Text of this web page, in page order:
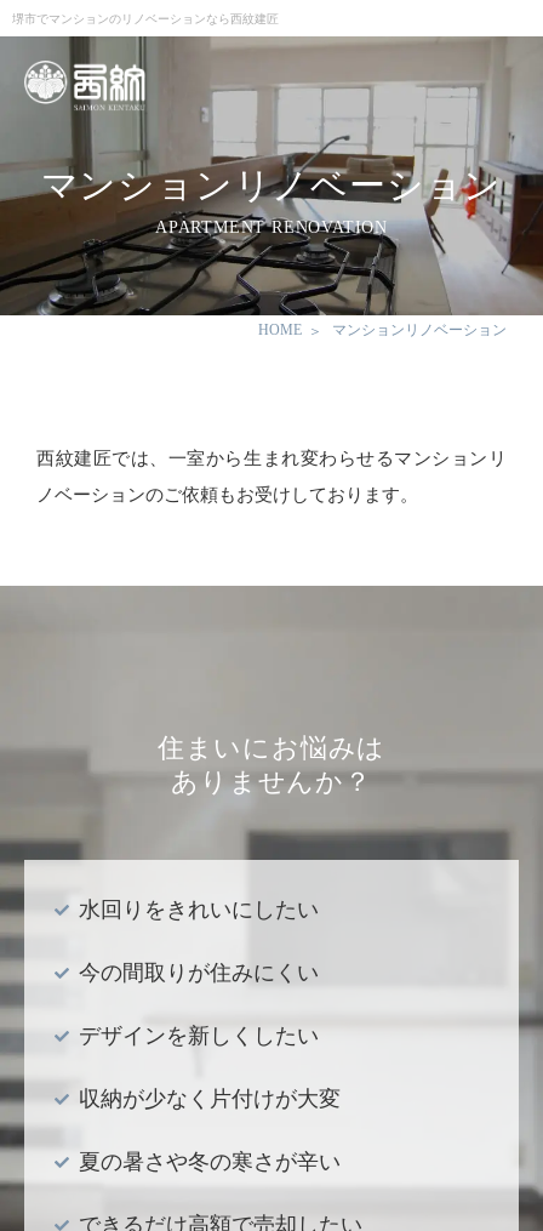
堺市でマンションのリノベーションなら西紋建匠
マンションリノベーション
APARTMENT RENOVATION
HOME マンションリノベーション
西紋建匠では、一室から生まれ変わらせるマンションリ
ノベーションのご依頼もお受けしております。
住まいにお悩みは
ありませんか？
水回りをきれいにしたい
今の間取りが住みにくい
デザインを新しくしたい
収納が少なく片付けが大変
夏の暑さや冬の寒さが辛い
できるだけ高額で売却したい